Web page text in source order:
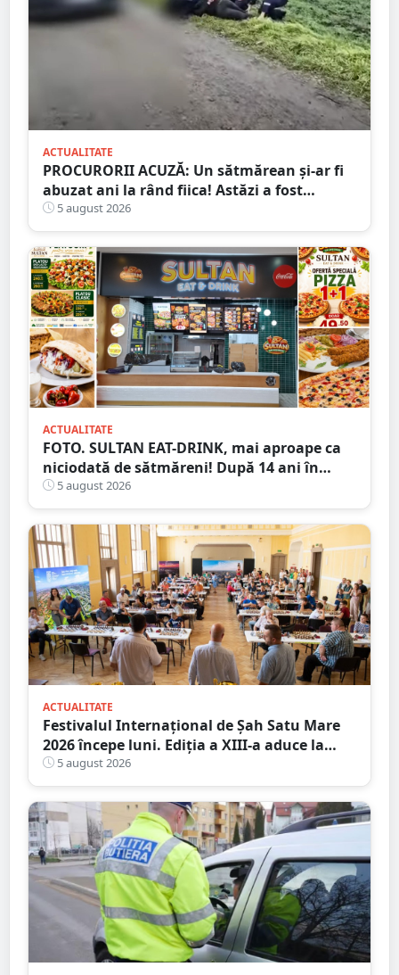
ACTUALITATE
PROCURORII ACUZĂ: Un sătmărean și-ar fi
abuzat ani la rând fiica! Astăzi a fost
arestat!
5 august 2026
ACTUALITATE
FOTO. SULTAN EAT-DRINK, mai aproape ca
niciodată de sătmăreni! După 14 ani în
Micro 17, și-a deschis porțile în Shopping
City Satu Mare
5 august 2026
ACTUALITATE
Festivalul Internațional de Șah Satu Mare
2026 începe luni. Ediția a XIII-a aduce la
start peste 120 de participanți și șahiști din
șase țări.
5 august 2026